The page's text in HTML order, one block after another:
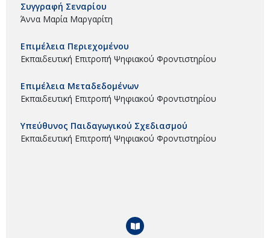
Συγγραφή Σεναρίου
Άννα Μαρία Μαργαρίτη
Επιμέλεια Περιεχομένου
Εκπαιδευτική Επιτροπή Ψηφιακού Φροντιστηρίου
Επιμέλεια Μεταδεδομένων
Εκπαιδευτική Επιτροπή Ψηφιακού Φροντιστηρίου
Υπεύθυνος Παιδαγωγικού Σχεδιασμού
Εκπαιδευτική Επιτροπή Ψηφιακού Φροντιστηρίου